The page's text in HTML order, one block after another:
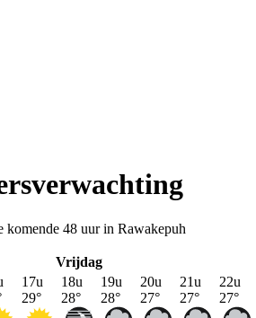
komende 48 uur in Rawakepuh
Vrijdag
17u
29°
18u
28°
19u
28°
20u
27°
21u
27°
22u
27°